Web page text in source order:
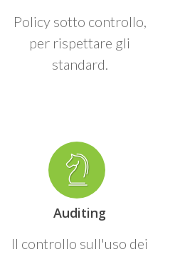
Policy sotto controllo,
per rispettare gli
standard.
Auditing
Il controllo sull'uso dei